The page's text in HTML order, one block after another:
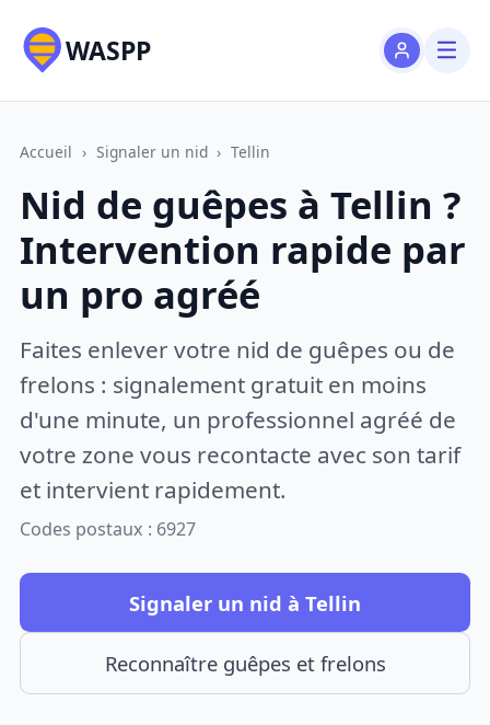
WASPP
Accueil › Signaler un nid › Tellin
Nid de guêpes à Tellin ?
Intervention rapide par
un pro agréé
Faites enlever votre nid de guêpes ou de
frelons : signalement gratuit en moins
d'une minute, un professionnel agréé de
votre zone vous recontacte avec son tarif
et intervient rapidement.
Codes postaux : 6927
Signaler un nid à Tellin
Reconnaître guêpes et frelons